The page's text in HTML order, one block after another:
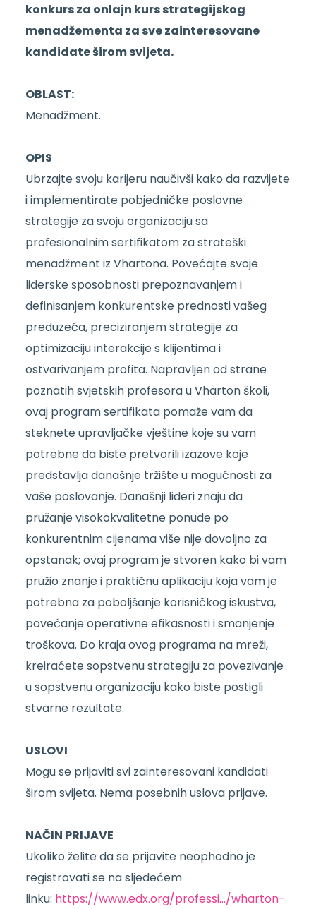
konkurs za onlajn kurs strategijskog
menadžementa za sve zainteresovane
kandidate širom svijeta.
OBLAST:
Menadžment.
OPIS
Ubrzajte svoju karijeru naučivši kako da razvijete
i implementirate pobjedničke poslovne
strategije za svoju organizaciju sa
profesionalnim sertifikatom za strateški
menadžment iz Vhartona. Povećajte svoje
liderske sposobnosti prepoznavanjem i
definisanjem konkurentske prednosti vašeg
preduzeća, preciziranjem strategije za
optimizaciju interakcije s klijentima i
ostvarivanjem profita. Napravljen od strane
poznatih svjetskih profesora u Vharton školi,
ovaj program sertifikata pomaže vam da
steknete upravljačke vještine koje su vam
potrebne da biste pretvorili izazove koje
predstavlja današnje tržište u mogućnosti za
vaše poslovanje. Današnji lideri znaju da
pružanje visokokvalitetne ponude po
konkurentnim cijenama više nije dovoljno za
opstanak; ovaj program je stvoren kako bi vam
pružio znanje i praktičnu aplikaciju koja vam je
potrebna za poboljšanje korisničkog iskustva,
povećanje operativne efikasnosti i smanjenje
troškova. Do kraja ovog programa na mreži,
kreiraćete sopstvenu strategiju za povezivanje
u sopstvenu organizaciju kako biste postigli
stvarne rezultate.
USLOVI
Mogu se prijaviti svi zainteresovani kandidati
širom svijeta. Nema posebnih uslova prijave.
NAČIN PRIJAVE
Ukoliko želite da se prijavite neophodno je
registrovati se na sljedećem
linku: https://www.edx.org/professi…/wharton-